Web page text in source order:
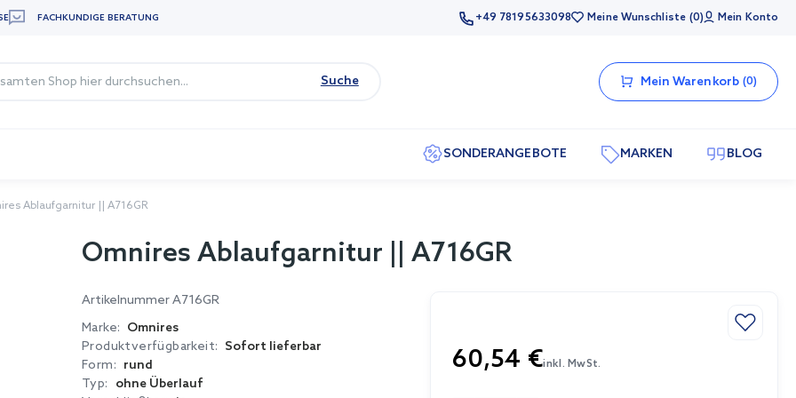
FACHKUNDIGE BERATUNG +49 78195633098 Meine Wunschliste 0 Mein Konto
Suche Mein Warenkorb 0
SONDERANGEBOTE MARKEN BLOG
Ablaufgarnitur || A716GR
Omnires Ablaufgarnitur || A716GR
ArtikelnummerA716GR
Marke: Omnires
Produktverfügbarkeit: Sofort lieferbar
Form: rund
Typ:
ohne Überlauf
60,54 €inkl. MwSt.